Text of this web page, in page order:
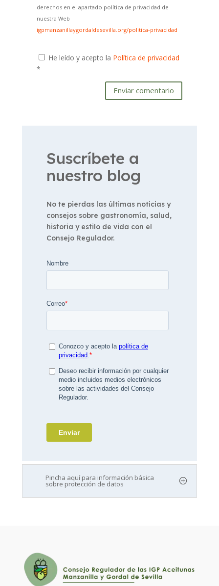
derechos en el apartado política de privacidad de
nuestra Web
igpmanzanillaygordaldesevilla.org/politica-privacidad
He leído y acepto la Política de privacidad
*
Enviar comentario
Suscríbete a
nuestro blog
No te pierdas las últimas noticias y
consejos sobre gastronomía, salud,
historia y estilo de vida con el
Consejo Regulador.
Pincha aquí para información básica
sobre protección de datos